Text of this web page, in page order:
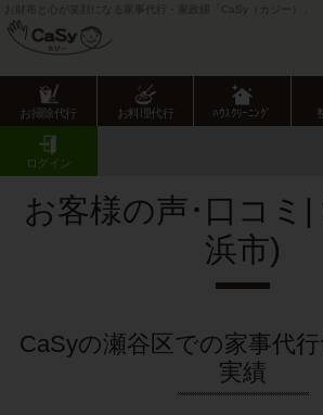
お財布と心が笑顔になる家事代行・家政婦「CaSy（カジー）」
お掃除代行 お料理代行 ﾊｳｽｸﾘｰﾆﾝｸﾞ
ログイン
CaSy TOP
お客様の声･口コミ一覧
お客様の声･口コミ|
浜市)
CaSyの瀬谷区での家事代
実績